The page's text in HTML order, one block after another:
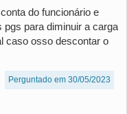
do funcionário e
pgs para diminuir a carga
caso osso descontar o
Perguntado em 30/05/2023